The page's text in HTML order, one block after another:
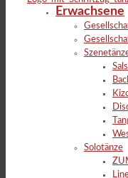
Erwachsene
Solotänze